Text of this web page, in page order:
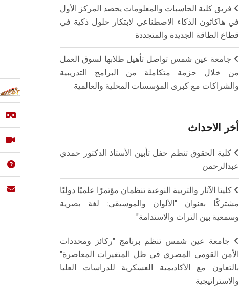
فريق كلية الحاسبات والمعلومات يحصد المركز الأول
في هاكاثون الذكاء الاصطناعي لابتكار حلول ذكية في
قطاع الطاقة الجديدة والمتجددة
جامعة عين شمس تواصل تأهيل طلابها لسوق العمل
من خلال حزمة متكاملة من البرامج التدريبية
والشراكات مع كبرى المؤسسات المحلية والعالمية
أخر الاحداث
كلية الحقوق تنظم حفل تأبين الأستاذ الدكتور حمدي
عبدالرحمن
كليتا الآثار والتربية النوعية تنظمان مؤتمرًا علميًا دوليًا
مشتركًا بعنوان "الألوان والموسيقى: لغة بصرية
وسمعية بين التراث والاستدامة"
جامعة عين شمس تنظم برنامج "ركائز ومحددات
الأمن القومي المصري في ظل المتغيرات المعاصرة"
بالتعاون مع الأكاديمية العسكرية للدراسات العليا
والاستراتيجية